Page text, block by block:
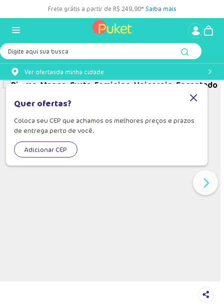
Frete grátis a partir de R$ 249,90* Saiba mais
Digite aqui sua busca
Ver ofertasda minha cidade
Quer ofertas?
Coloca seu CEP que achamos os melhores preços e prazos
de entrega perto de você.
Adicionar CEP